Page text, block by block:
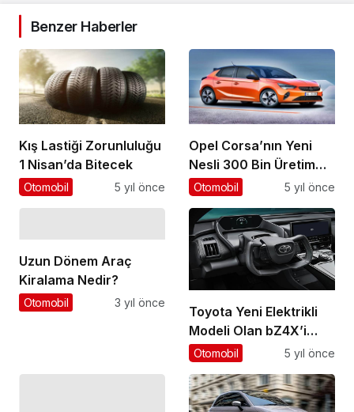
Benzer Haberler
Kış Lastiği Zorunluluğu
1 Nisan’da Bitecek
Otomobil 5 yıl önce
Opel Corsa’nın Yeni
Nesli 300 Bin Üretim
Barajını Aştı
Otomobil 5 yıl önce
Uzun Dönem Araç
Kiralama Nedir?
Otomobil 3 yıl önce
Toyota Yeni Elektrikli
Modeli Olan bZ4X’i
Tanıttı
Otomobil 5 yıl önce